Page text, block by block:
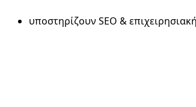
υποστηρίζουν SEO &